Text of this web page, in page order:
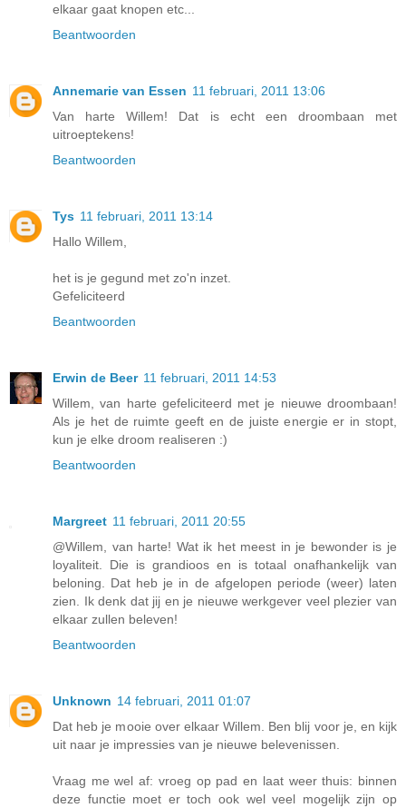
elkaar gaat knopen etc...
Beantwoorden
Annemarie van Essen 11 februari, 2011 13:06
Van harte Willem! Dat is echt een droombaan met
uitroeptekens!
Beantwoorden
Tys 11 februari, 2011 13:14
Hallo Willem,
het is je gegund met zo'n inzet.
Gefeliciteerd
Beantwoorden
Erwin de Beer 11 februari, 2011 14:53
Willem, van harte gefeliciteerd met je nieuwe droombaan!
Als je het de ruimte geeft en de juiste energie er in stopt,
kun je elke droom realiseren :)
Beantwoorden
Margreet 11 februari, 2011 20:55
@Willem, van harte! Wat ik het meest in je bewonder is je
loyaliteit. Die is grandioos en is totaal onafhankelijk van
beloning. Dat heb je in de afgelopen periode (weer) laten
zien. Ik denk dat jij en je nieuwe werkgever veel plezier van
elkaar zullen beleven!
Beantwoorden
Unknown 14 februari, 2011 01:07
Dat heb je mooie over elkaar Willem. Ben blij voor je, en kijk
uit naar je impressies van je nieuwe belevenissen.
Vraag me wel af: vroeg op pad en laat weer thuis: binnen
deze functie moet er toch ook wel veel mogelijk zijn op